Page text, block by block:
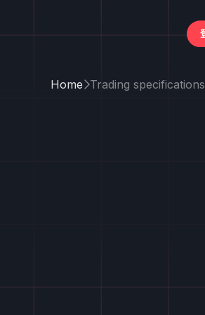
HomeTrading specifications